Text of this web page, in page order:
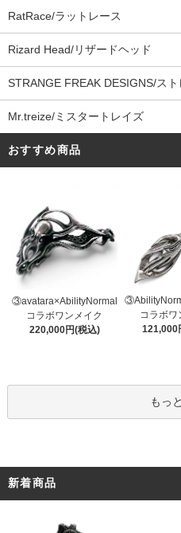
RatRace/ラットレース
Rizard Head/リザードヘッド
STRANGE FREAK DESIGNS/ス
Mr.treize/ミスタートレイズ
おすすめ商品
③avatara×AbilityNormal
コラボワンメイク
220,000円(税込)
コラボワ
121,000
もっ
新着商品